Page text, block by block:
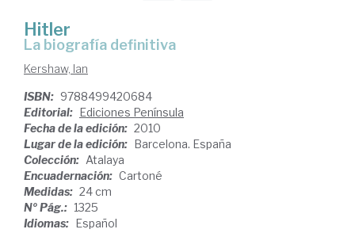
Hitler
la biografía definitiva
Kershaw, Ian
ISBN: 9788499420684
Editorial: Ediciones Península
Fecha de la edición: 2010
Lugar de la edición: Barcelona. España
Colección: Atalaya
Encuadernación: Cartoné
Medidas: 24 cm
Nº Pág.: 1325
Idiomas: Español